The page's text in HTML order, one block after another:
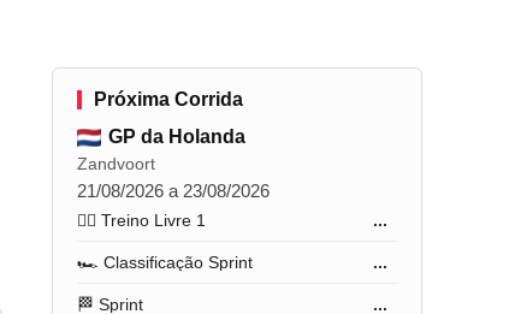
Próxima Corrida
GP da Holanda
Zandvoort
21/08/2026 a 23/08/2026
🏋️‍♂️ Treino Livre 1 ...
🏎️ Classificação Sprint ...
🏁 Sprint ...